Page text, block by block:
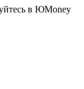
в ЮMoney